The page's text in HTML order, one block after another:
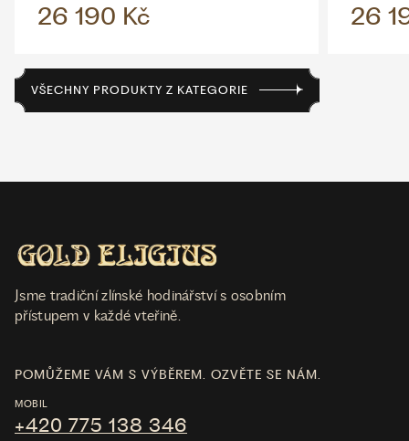
26 190 Kč 26
VŠECHNY PRODUKTY Z KATEGORIE
Jsme tradiční zlínské hodinářství s osobním
přístupem v každé vteřině.
POMŮŽEME VÁM S VÝBĚREM. OZVĚTE SE NÁM.
MOBIL
+420 775 138 346